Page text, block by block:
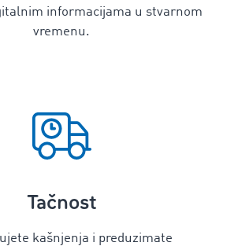
informacijama u stvarnom
vremenu.
Tačnost
kašnjenja i preduzimate